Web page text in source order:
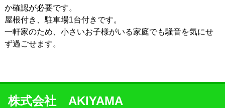
か確認が必要です。
屋根付き、駐車場1台付きです。
一軒家のため、小さいお子様がいる家庭でも騒音を気にせ
ず過ごせます。
株式会社 AKIYAMA